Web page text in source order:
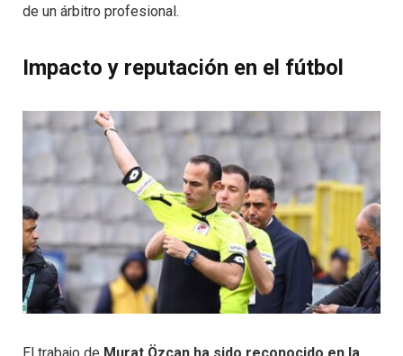
de un árbitro profesional.
Impacto y reputación en el fútbol